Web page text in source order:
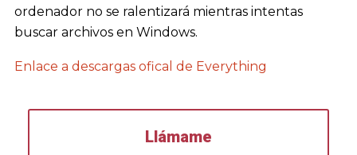
ordenador no se ralentizará mientras intentas
buscar archivos en Windows.
Enlace a descargas ofical de Everything
Llámame